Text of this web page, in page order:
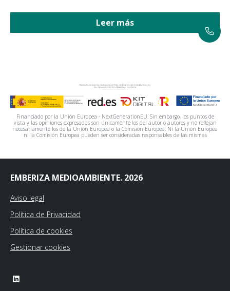
Leer más
Financiado por la Unión Europea - NextGenerationEU. Sin embargo, los puntos de
vista y las opiniones expresadas son únicamente los del autor o autores y no reflejan
necesariamente los de la Unión Europea o la Comisión Europea. Ni la Unión Europea
ni la Comisión Europea pueden ser consideradas responsables de las mismas
EMBERIZA MEDIOAMBIENTE. 2026
Aviso legal
Política de Privacidad
Política de cookies
Gestionar cookies